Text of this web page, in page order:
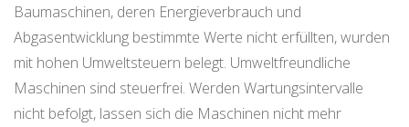
Baumaschinen, deren Energieverbrauch und
Abgasentwicklung bestimmte Werte nicht erfüllten, wurden
mit hohen Umweltsteuern belegt. Umweltfreundliche
Maschinen sind steuerfrei. Werden Wartungsintervalle
nicht befolgt, lassen sich die Maschinen nicht mehr